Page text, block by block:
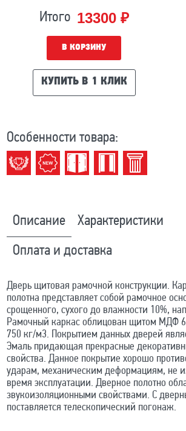
Итого 13300 ₽
В КОРЗИНУ
КУПИТЬ В 1 КЛИК
Особенности товара:
Описание Характеристики
Оплата и доставка
Дверь щитовая рамочной конструкции.
полотна представляет собой рамочное
срощенного, сухого до влажности 10%,
Рамочный каркас облицован щитом МДФ
750 кг/м3. Покрытием данных дверей
Эмаль придающая прекрасные
свойства. Данное покрытие хорошо
ударам, механическим деформациям, не
время эксплуатации. Дверное полотно
звукоизоляционными свойствами. С
поставляется телескопический погонаж.